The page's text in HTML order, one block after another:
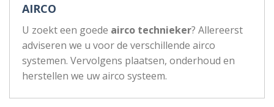
AIRCO
U zoekt een goede airco technieker? Allereerst
adviseren we u voor de verschillende airco
systemen. Vervolgens plaatsen, onderhoud en
herstellen we uw airco systeem.